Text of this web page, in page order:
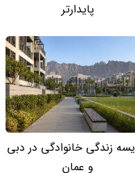
پایدارتر
زندگی خانوادگی در دبی
و عمان